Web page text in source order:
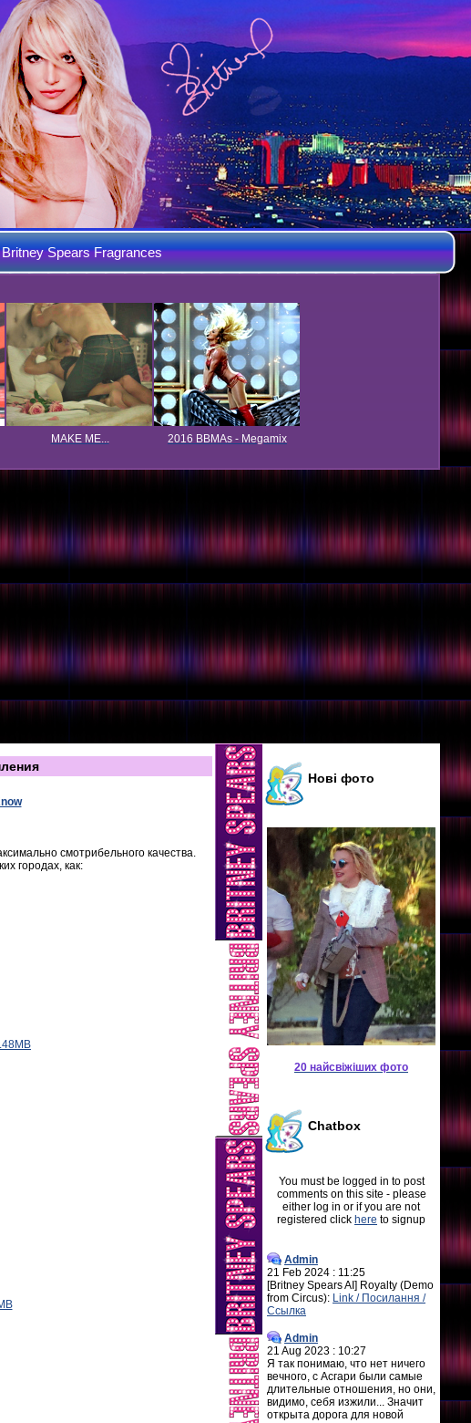
Spears Fragrances
MAKE ME... 2016 BBMAs - Megamix
смотрибельного качества.
городах, как:
Нові фото
20 найсвіжіших фото
Chatbox
You must be logged in to post
comments on this site - please
either log in or if you are not
registered click here to signup
Admin
21 Feb 2024 : 11:25
[Britney Spears AI] Royalty (Demo
from Circus): Link / Посилання /
Ссылка
Admin
21 Aug 2023 : 10:27
Я так понимаю, что нет ничего
вечного, с Асгари были самые
длительные отношения, но они,
видимо, себя изжили... Значит
открыта дорога для новой